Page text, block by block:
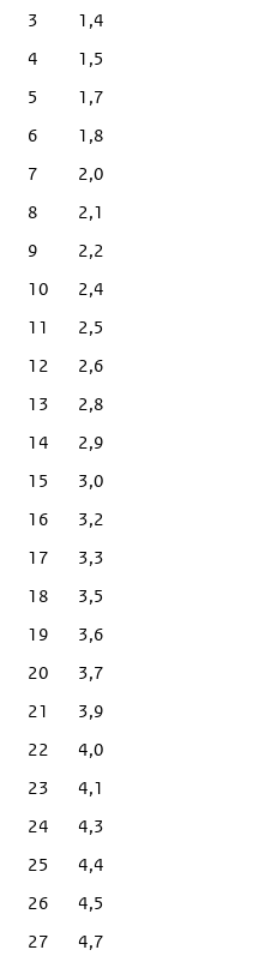
3
1,4
4
1,5
5
1,7
6
1,8
7
2,0
8
2,1
9
2,2
10
2,4
11
2,5
12
2,6
13
2,8
14
2,9
15
3,0
16
3,2
17
3,3
18
3,5
19
3,6
20
3,7
21
3,9
22
4,0
23
4,1
24
4,3
25
4,4
26
4,5
27
4,7